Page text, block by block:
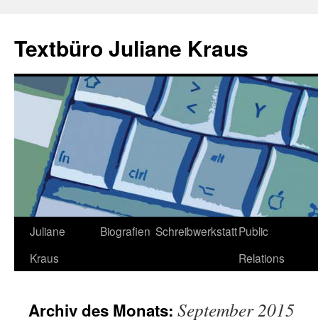
springen
Textbüro Juliane Kraus
Juliane
Kraus
Biografien SchreibwerkstattPublic
Relations
Archiv des Monats: September 2015